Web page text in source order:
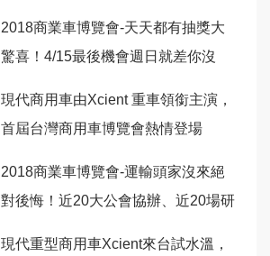
2018商業車博覽會-天天都有抽獎大
驚喜！4/15最後機會週日就差你沒
現代商用車由Xcient 重車領銜主演，
首屆台灣商用車博覽會熱情登場
2018商業車博覽會-運輸頭家沒來絕
對後悔！近20大公會協辦、近20場研
現代重型商用車Xcient來台試水溫，